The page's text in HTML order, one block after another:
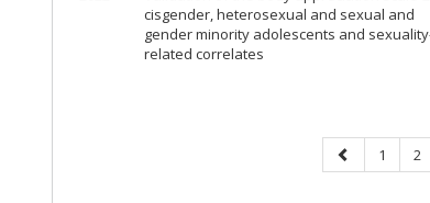
cisgender, heterosexual and sexual and
gender minority adolescents and
related correlates
Page
précédente
Page
1 2